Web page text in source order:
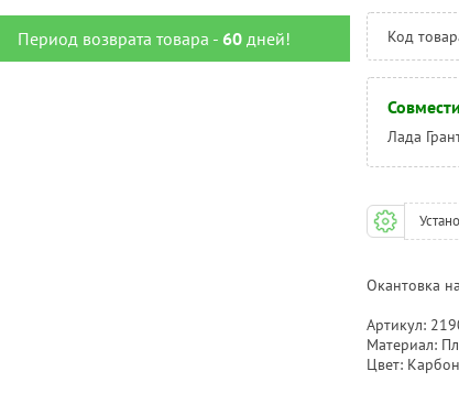
Период возврата товара - 60дней! Код
Лада
Окантовка
Артикул:
Материал:
Цвет: Карбон